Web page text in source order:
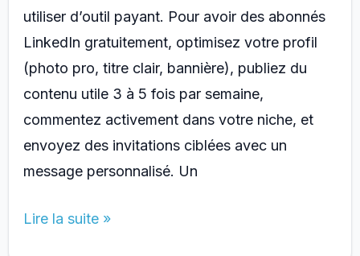
utiliser d’outil payant. Pour avoir des abonnés
LinkedIn gratuitement, optimisez votre profil
(photo pro, titre clair, bannière), publiez du
contenu utile 3 à 5 fois par semaine,
commentez activement dans votre niche, et
envoyez des invitations ciblées avec un
message personnalisé. Un
Avoir
Lire la suite »